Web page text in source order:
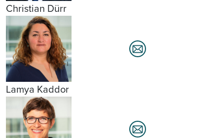
Christian Dürr
Lamya Kaddor